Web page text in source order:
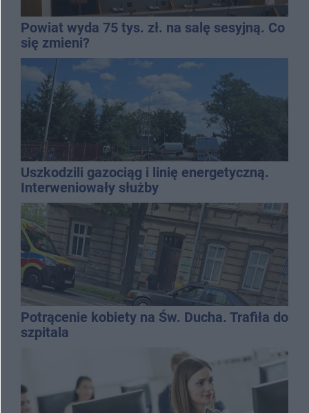
Powiat wyda 75 tys. zł. na salę sesyjną. Co
się zmieni?
Uszkodzili gazociąg i linię energetyczną.
Interweniowały służby
Potrącenie kobiety na Św. Ducha. Trafiła do
szpitala